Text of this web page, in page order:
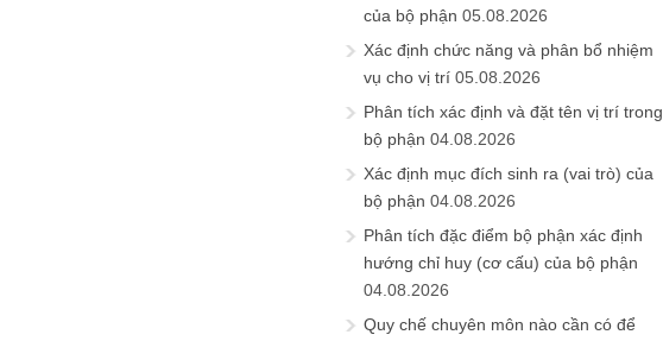
của bộ phận 05.08.2026
Xác định chức năng và phân bổ nhiệm
vụ cho vị trí 05.08.2026
Phân tích xác định và đặt tên vị trí trong
bộ phận 04.08.2026
Xác định mục đích sinh ra (vai trò) của
bộ phận 04.08.2026
Phân tích đặc điểm bộ phận xác định
hướng chỉ huy (cơ cấu) của bộ phận
04.08.2026
Quy chế chuyên môn nào cần có để